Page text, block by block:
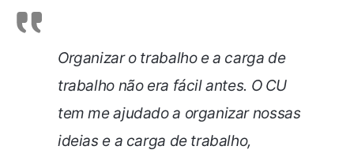
Organizar o trabalho e a carga de
trabalho não era fácil antes. O CU
tem me ajudado a organizar nossas
ideias e a carga de trabalho,